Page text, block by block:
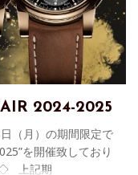
2024-2025
（月）の期間限定で
を開催致しており
上記期